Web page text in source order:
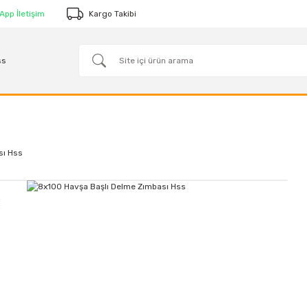
İletişim Kargo Takibi
Hss